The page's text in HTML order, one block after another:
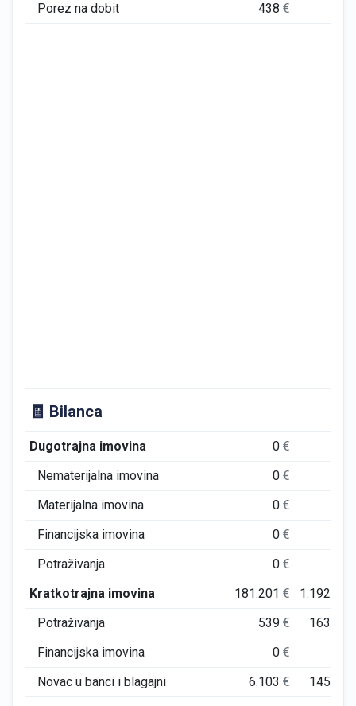
Porez na dobit
438€
🧾 Bilanca
Dugotrajna imovina 0€
Nematerijalna imovina
0€
Materijalna imovina
0€
Financijska imovina
0€
Potraživanja
0€
Kratkotrajna imovina
181.201€
Potraživanja
539€
Financijska imovina
0€
Novac u banci i blagajni
6.103€